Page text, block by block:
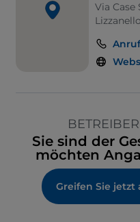
Via Case
Sie sind der
möchten